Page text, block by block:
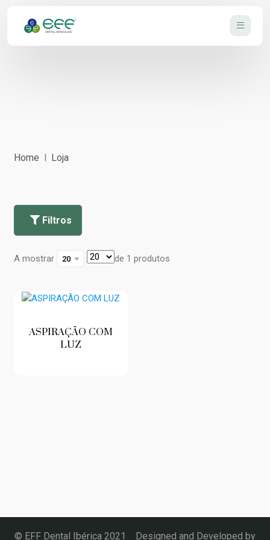
Home Loja
Filtros
A mostrar 20 de 1 produtos
ASPIRAÇÃO COM
LUZ
© EFF Dental Ibérica 2021 Designed and Developed by